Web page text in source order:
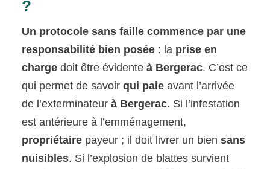
?
Un protocole sans faille commence par une
responsabilité bien posée : la prise en
charge doit être évidenteà Bergerac. C’est ce
qui permet de savoirqui paie avant l’arrivée
de l’exterminateurà Bergerac. Si l’infestation
est antérieure à l’emménagement,
propriétaire payeur ; il doit livrer un biensans
nuisibles. Si l’explosion de blattes survient